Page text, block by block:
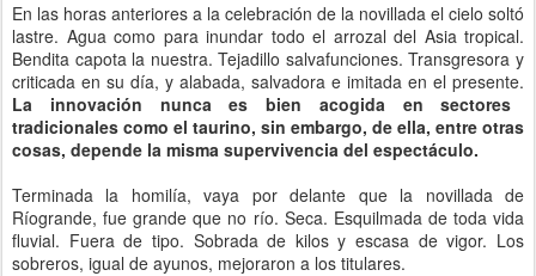
En las horas anteriores a la celebración de la novillada el cielo soltó
lastre. Agua como para inundar todo el arrozal del Asia tropical.
Bendita capota la nuestra. Tejadillo salvafunciones. Transgresora y
criticada en su día, y alabada, salvadora e imitada en el presente.
La innovación nunca es bien acogida en sectores
tradicionales como el taurino, sin embargo, de ella, entre otras
cosas, depende la misma supervivencia del espectáculo.
Terminada la homilía, vaya por delante que la novillada de
Ríogrande, fue grande que no río. Seca. Esquilmada de toda vida
fluvial. Fuera de tipo. Sobrada de kilos y escasa de vigor. Los
sobreros, igual de ayunos, mejoraron a los titulares.